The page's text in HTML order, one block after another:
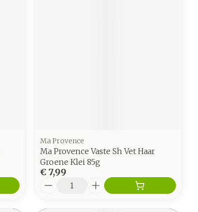
Ma Provence
Ma Provence Vaste Sh Vet Haar
Groene Klei 85g
€ 7,99